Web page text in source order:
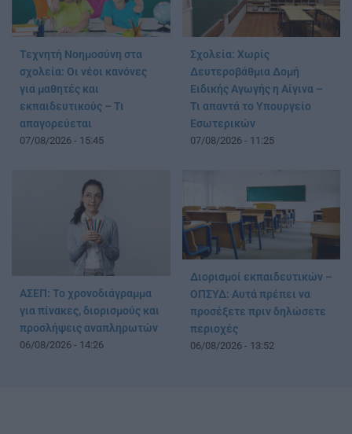
Τεχνητή Νοημοσύνη στα
σχολεία: Οι νέοι κανόνες
για μαθητές και
εκπαιδευτικούς – Τι
απαγορεύεται
07/08/2026 - 15:45
Σχολεία: Χωρίς
Δευτεροβάθμια Δομή
Ειδικής Αγωγής η Αίγινα –
Τι απαντά το Υπουργείο
Εσωτερικών
07/08/2026 - 11:25
ΑΣΕΠ: Το χρονοδιάγραμμα
για πίνακες, διορισμούς και
προσλήψεις αναπληρωτών
06/08/2026 - 14:26
Διορισμοί εκπαιδευτικών –
ΟΠΣΥΔ: Αυτά πρέπει να
προσέξετε πριν δηλώσετε
περιοχές
06/08/2026 - 13:52